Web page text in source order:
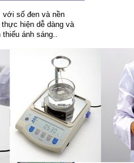
với số đen và nền
hiện dễ dàng và
ánh sáng..